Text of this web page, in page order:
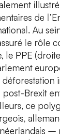
de
Au
le rôle
le PPE
Brexit
ce
–